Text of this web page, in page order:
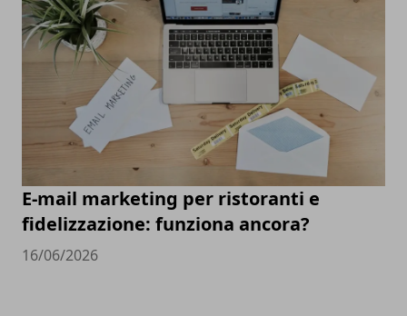
E-mail marketing per ristoranti e
fidelizzazione: funziona ancora?
16/06/2026